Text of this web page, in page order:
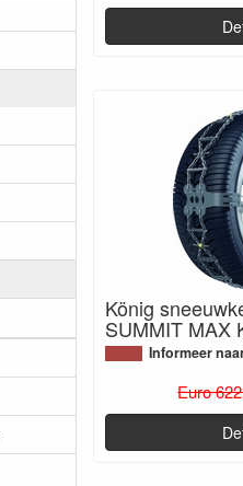
König
SUMMIT MAX
Informeer
Euro